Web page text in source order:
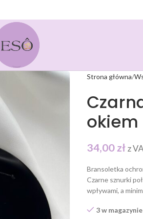
Strona główna
34,00zł z
Bransoletka
Czarne sznurki
wpływami, a
3 w magazynie